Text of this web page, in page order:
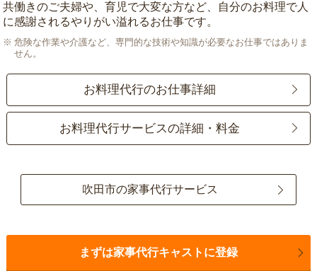
共働きのご夫婦や、育児で大変な方など、自分のお料理で人
に感謝されるやりがい溢れるお仕事です。
危険な作業や介護など、専門的な技術や知識が必要なお仕事ではありま
せん。
お料理代行のお仕事詳細
お料理代行サービスの詳細・料金
吹田市の家事代行サービス
まずは家事代行キャストに登録